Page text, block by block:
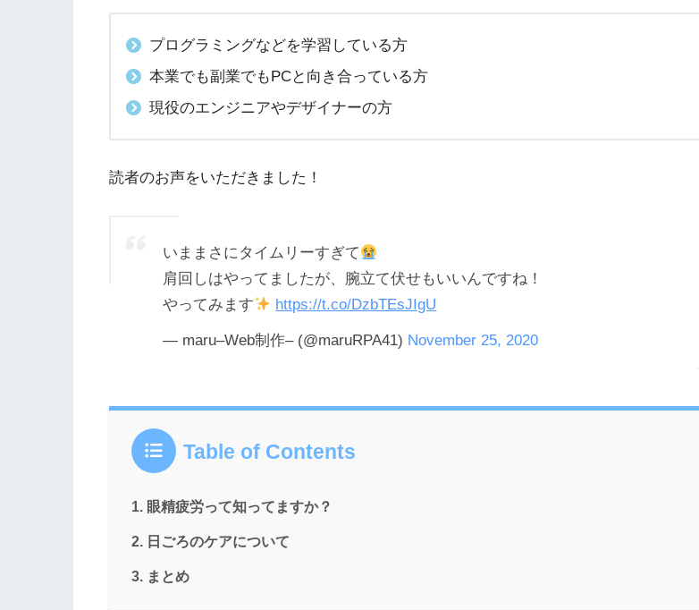
プログラミングなどを学習している方
本業でも副業でもPCと向き合っている方
現役のエンジニアやデザイナーの方
読者のお声をいただきました！
いままさにタイムリーすぎて
肩回しはやってましたが、腕立て伏せもいいんですね！
やってみます
https://t.co/DzbTEsJIgU
— maru–Web制作– (@maruRPA41) November 25, 2020
Table of Contents
眼精疲労って知ってますか？
日ごろのケアについて
まとめ